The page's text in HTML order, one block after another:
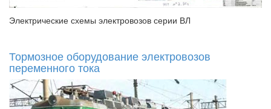
Электрические схемы электровозов серии ВЛ
Тормозное оборудование электровозов
переменного тока